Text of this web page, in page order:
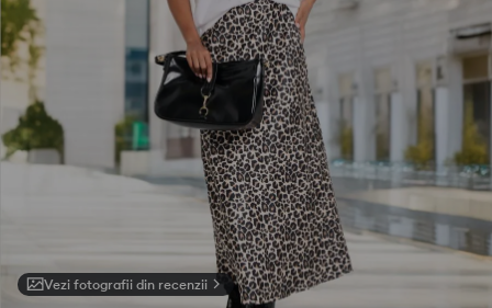
Vezi fotografii din recenzii